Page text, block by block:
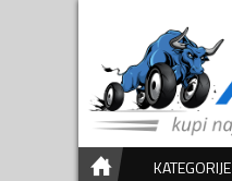
KATEGORIJE